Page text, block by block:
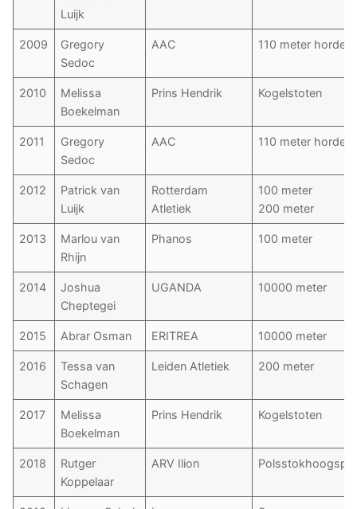
Luijk
2009
Gregory
Sedoc
AAC 110 meter horden
2010
Melissa
Boekelman
Prins Hendrik Kogelstoten
2011
Gregory
Sedoc
AAC 110 meter horden
2012
Patrick van
Luijk
Rotterdam
Atletiek
100 meter
200 meter
2013
Marlou van
Rhijn
Phanos 100 meter
2014
Joshua
Cheptegei
UGANDA 10000 meter
2015 Abrar Osman ERITREA 10000 meter
2016
Tessa van
Schagen
Leiden Atletiek 200 meter
2017
Melissa
Boekelman
Prins Hendrik Kogelstoten
2018
Rutger
Koppelaar
ARV Ilion